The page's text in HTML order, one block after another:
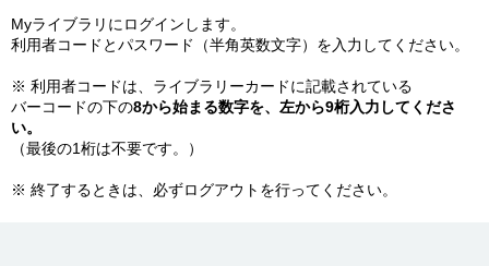
Myライブラリにログインします。
利用者コードとパスワード（半角英数文字）を入力してください。
※ 利用者コードは、ライブラリーカードに記載されている
バーコードの下の8から始まる数字を、左から9桁入力してくださ
い。
（最後の1桁は不要です。）
※ 終了するときは、必ずログアウトを行ってください。